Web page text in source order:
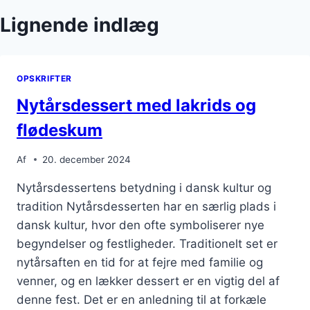
Lignende indlæg
OPSKRIFTER
Nytårsdessert med lakrids og
flødeskum
Af 20. december 2024
Nytårsdessertens betydning i dansk kultur og
tradition Nytårsdesserten har en særlig plads i
dansk kultur, hvor den ofte symboliserer nye
begyndelser og festligheder. Traditionelt set er
nytårsaften en tid for at fejre med familie og
venner, og en lækker dessert er en vigtig del af
denne fest. Det er en anledning til at forkæle